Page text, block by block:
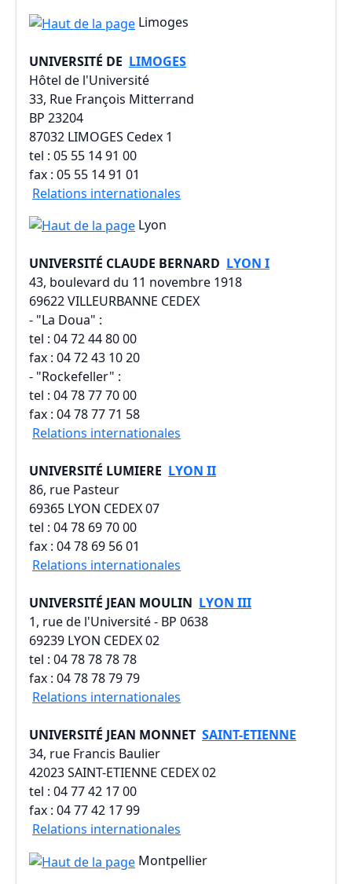
Limoges
UNIVERSITÉ DE LIMOGES
Hôtel de l'Université
33, Rue François Mitterrand
BP 23204
87032 LIMOGES Cedex 1
tel : 05 55 14 91 00
fax : 05 55 14 91 01
Relations internationales
Lyon
UNIVERSITÉ CLAUDE BERNARD LYON I
43, boulevard du 11 novembre 1918
69622 VILLEURBANNE CEDEX
- "La Doua" :
tel : 04 72 44 80 00
fax : 04 72 43 10 20
- "Rockefeller" :
tel : 04 78 77 70 00
fax : 04 78 77 71 58
Relations internationales
UNIVERSITÉ LUMIERE LYON II
86, rue Pasteur
69365 LYON CEDEX 07
tel : 04 78 69 70 00
fax : 04 78 69 56 01
Relations internationales
UNIVERSITÉ JEAN MOULIN LYON III
1, rue de l'Université - BP 0638
69239 LYON CEDEX 02
tel : 04 78 78 78 78
fax : 04 78 78 79 79
Relations internationales
UNIVERSITÉ JEAN MONNET SAINT-ETIENNE
34, rue Francis Baulier
42023 SAINT-ETIENNE CEDEX 02
tel : 04 77 42 17 00
fax : 04 77 42 17 99
Relations internationales
Montpellier